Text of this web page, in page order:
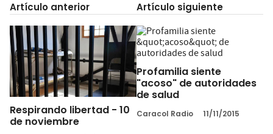
Artículo anterior
Respirando libertad - 10
de noviembre
Artículo siguiente
Profamilia siente
"acoso" de autoridades
de salud
Caracol Radio 11/11/2015